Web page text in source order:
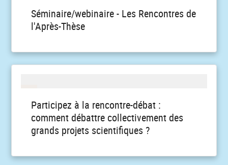
Séminaire/webinaire - Les Rencontres de
l'Après-Thèse
Participez à la rencontre-débat :
comment débattre collectivement des
grands projets scientifiques ?